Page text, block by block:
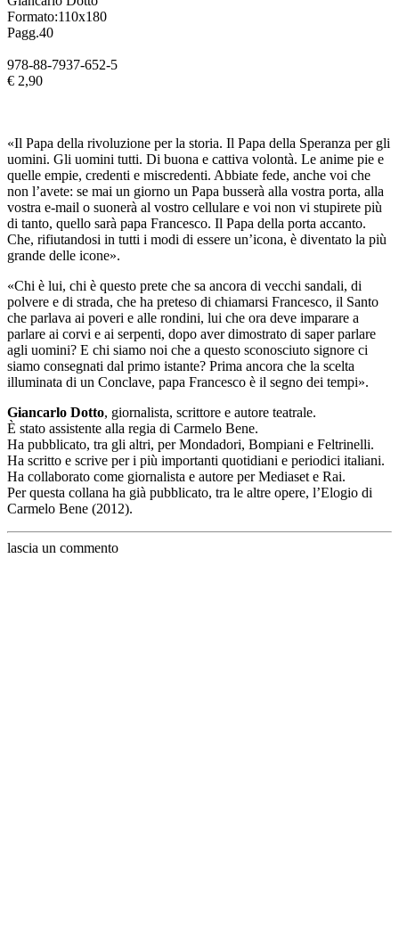
Formato:110x180
Pagg.40
978-88-7937-652-5
€ 2,90
«Il Papa della rivoluzione per la storia. Il Papa della Speranza per gli
uomini. Gli uomini tutti. Di buona e cattiva volontà. Le anime pie e
quelle empie, credenti e miscredenti. Abbiate fede, anche voi che
non l’avete: se mai un giorno un Papa busserà alla vostra porta, alla
vostra e-mail o suonerà al vostro cellulare e voi non vi stupirete più
di tanto, quello sarà papa Francesco. Il Papa della porta accanto.
Che, rifiutandosi in tutti i modi di essere un’icona, è diventato la più
grande delle icone».
«Chi è lui, chi è questo prete che sa ancora di vecchi sandali, di
polvere e di strada, che ha preteso di chiamarsi Francesco, il Santo
che parlava ai poveri e alle rondini, lui che ora deve imparare a
parlare ai corvi e ai serpenti, dopo aver dimostrato di saper parlare
agli uomini? E chi siamo noi che a questo sconosciuto signore ci
siamo consegnati dal primo istante? Prima ancora che la scelta
illuminata di un Conclave, papa Francesco è il segno dei tempi».
Giancarlo Dotto, giornalista, scrittore e autore teatrale.
È stato assistente alla regia di Carmelo Bene.
Ha pubblicato, tra gli altri, per Mondadori, Bompiani e Feltrinelli.
Ha scritto e scrive per i più importanti quotidiani e periodici italiani.
Ha collaborato come giornalista e autore per Mediaset e Rai.
Per questa collana ha già pubblicato, tra le altre opere, l’Elogio di
Carmelo Bene (2012).
lascia un commento